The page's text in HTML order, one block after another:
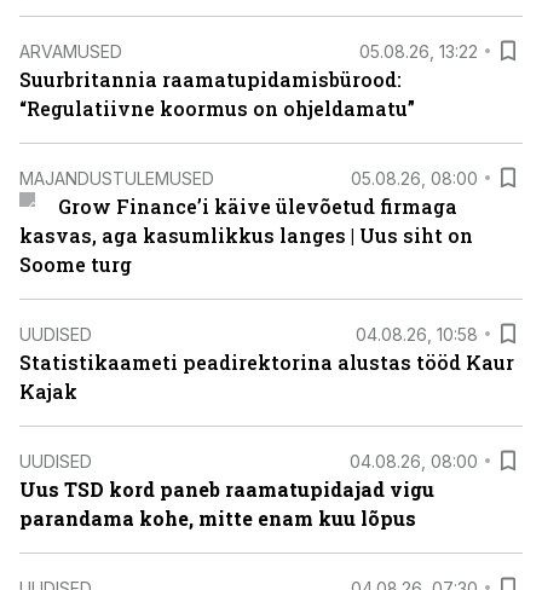
ARVAMUSED 05.08.26, 13:22
Suurbritannia raamatupidamisbürood:
“Regulatiivne koormus on ohjeldamatu”
MAJANDUSTULEMUSED 05.08.26, 08:00
Grow Finance’i käive ülevõetud firmaga
kasvas, aga kasumlikkus langes | Uus siht on
Soome turg
UUDISED 04.08.26, 10:58
Statistikaameti peadirektorina alustas tööd Kaur
Kajak
UUDISED 04.08.26, 08:00
Uus TSD kord paneb raamatupidajad vigu
parandama kohe, mitte enam kuu lõpus